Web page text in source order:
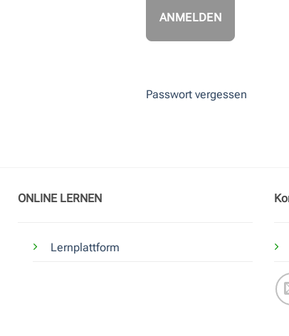
Passwort vergessen
ONLINE LERNEN
Lernplattform